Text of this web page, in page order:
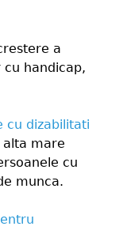
a
handicap,
cu dizabilitati
alta mare
cu
munca.